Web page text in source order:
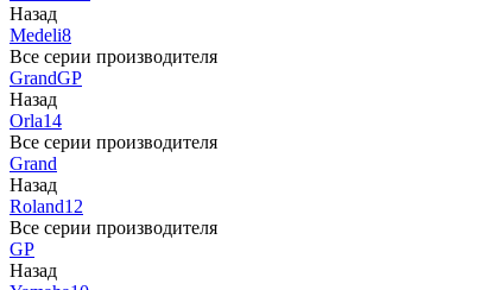
Назад
Medeli8
Все серии производителя
GrandGP
Назад
Orla14
Все серии производителя
Grand
Назад
Roland12
Все серии производителя
GP
Назад